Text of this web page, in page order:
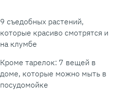
9 съедобных растений,
которые красиво смотрятся и
на клумбе
Кроме тарелок: 7 вещей в
доме, которые можно мыть в
посудомойке